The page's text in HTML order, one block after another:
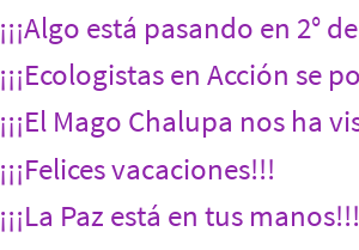
¡¡¡Algo está pasando en 2°
¡¡¡Ecologistas en Acción se
¡¡¡El Mago Chalupa nos ha
¡¡¡Felices vacaciones!!!
¡¡¡La Paz está en tus manos!!!